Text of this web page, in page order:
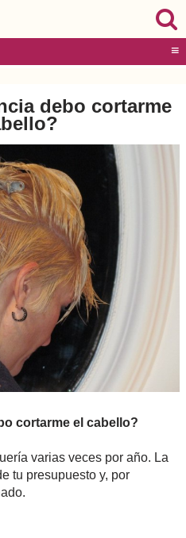
≡
debo cortarme
cortarme el cabello?
varias veces por año. La
tu presupuesto y, por